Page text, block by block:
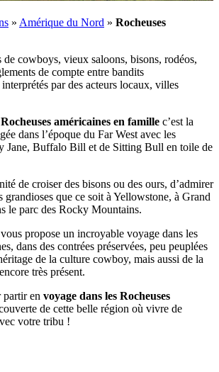
» Amérique du Nord » Rocheuses
de cowboys, vieux saloons, bisons, rodéos,
de compte entre bandits
par des acteurs locaux, villes
américaines en famille c’est la
dans l’époque du Far West avec les
Jane, Buffalo Bill et de Sitting Bull en toile de
de croiser des bisons ou des ours, d’admirer
grandioses que ce soit à Yellowstone, à Grand
le parc des Rocky Mountains.
propose un incroyable voyage dans les
dans des contrées préservées, peu peuplées
de la culture cowboy, mais aussi de la
très présent.
partir en voyage dans les Rocheuses
de cette belle région où vivre de
votre tribu !